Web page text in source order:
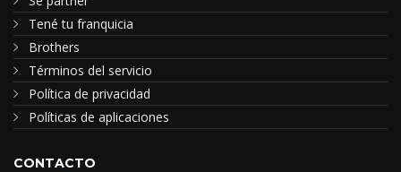
Tené tu franquicia
Brothers
Términos del servicio
Política de privacidad
Políticas de aplicaciones
CONTACTO